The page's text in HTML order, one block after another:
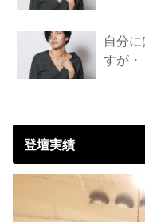
自分
すが・
登壇実績